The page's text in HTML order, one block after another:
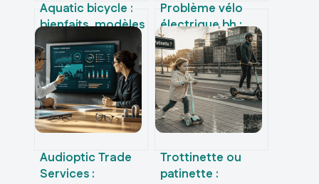
Aquatic bicycle :
bienfaits, modèles
et conseils pour se
lancer sans risque
Problème vélo
électrique bh :
diagnostic rapide
et solutions fiables
Audioptic Trade
Services :
Trottinette ou
patinette :